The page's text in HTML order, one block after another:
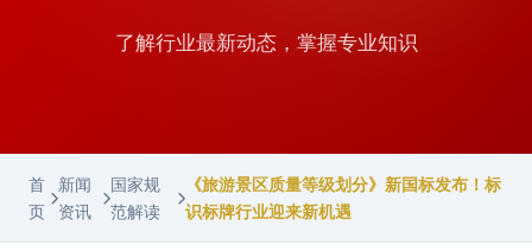
了解行业最新动态，掌握专业知识
首
页
新闻
资讯
国家规
范解读
《旅游景区质量等级划分》新国标发布！标
识标牌行业迎来新机遇